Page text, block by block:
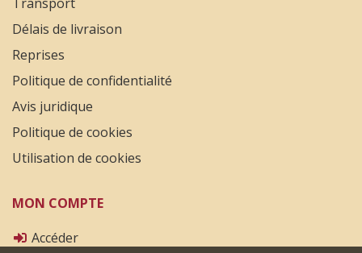
Délais de livraison
Reprises
Politique de confidentialité
Avis juridique
Politique de cookies
Utilisation de cookies
MON COMPTE
Accéder